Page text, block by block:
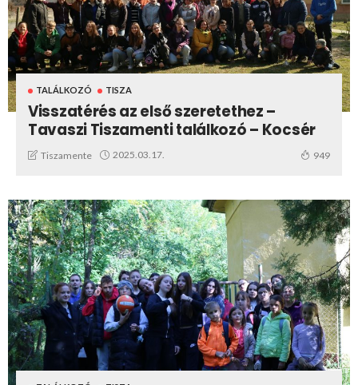
TALÁLKOZÓ TISZA
Visszatérés az első szeretethez –
Tavaszi Tiszamenti találkozó – Kocsér
Tiszamente 2025.03.17. 949